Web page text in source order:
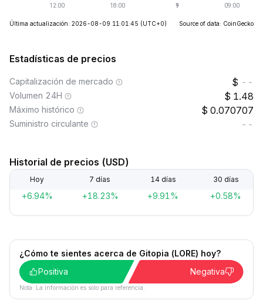
Última actualización: 2026-08-09 11:01:45 (UTC+0) Source of data: CoinGecko
Estadísticas de precios
Capitalización de mercado --
Volumen 24H 1.48
Máximo histórico 0.070707
Suministro circulante --
Historial de precios (USD)
Hoy 7 días 14 días 30 días
+6.94% +18.23% +9.91% +0.58%
¿Cómo te sientes acerca de Gitopia (LORE) hoy?
Positiva
Negativa
Nota: La información es solo para referencia.